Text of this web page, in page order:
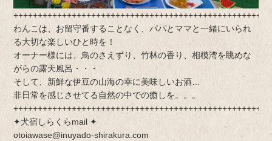
わんこは、お留守番することなく、パパとママと一緒にいられ
る大切な楽しいひと時を！
オーナー様には、鳥のさえずり、竹林の香り、相模湾を眺めな
がらの露天風呂・・・
そして、新鮮な伊豆の山海の幸に美味しいお酒…
非日常を感じさせてる自然の中での癒しを。。。
✦犬宿しらくらmail ✦
otoiawase@inuyado-shirakura.com